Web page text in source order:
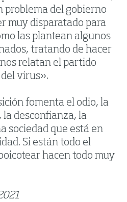
problema del gobierno
muy disparatado para
las plantean algunos
tratando de hacer
relatan el partido
virus».
fomenta el odio, la
desconfianza, la
sociedad que está en
Si están todo el
hacen todo muy